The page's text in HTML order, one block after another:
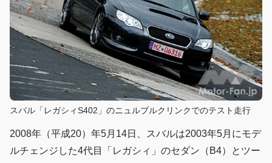
スバル「レガシィS402」のニュルブルクリンクでのテスト走行
2008年（平成20）年5月14日、スバルは2003年5月にモデ
ルチェンジした4代目「レガシィ」のセダン（B4）とツー